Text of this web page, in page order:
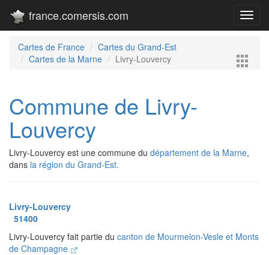
france.comersis.com
Cartes de France
Cartes du Grand-Est
Cartes de la Marne
Livry-Louvercy
Commune de Livry-
Louvercy
Livry-Louvercy est une commune du département de la Marne,
dans la région du Grand-Est.
Livry-Louvercy
51400
Livry-Louvercy fait partie du canton de Mourmelon-Vesle et Monts
de Champagne